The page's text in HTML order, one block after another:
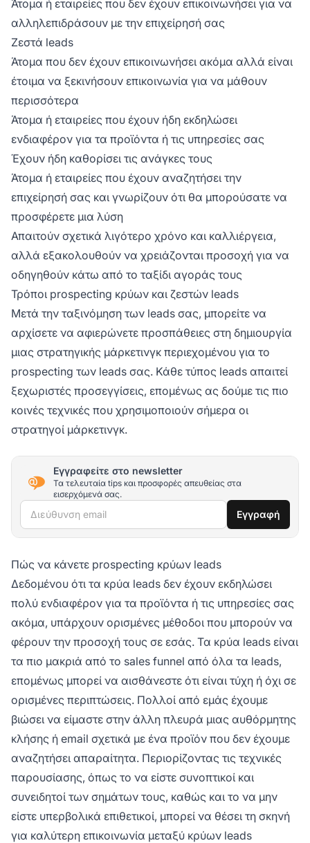
Άτομα ή εταιρείες που δεν έχουν επικοινωνήσει για να
αλληλεπιδράσουν με την επιχείρησή σας
Ζεστά leads
Άτομα που δεν έχουν επικοινωνήσει ακόμα αλλά είναι
έτοιμα να ξεκινήσουν επικοινωνία για να μάθουν
περισσότερα
Άτομα ή εταιρείες που έχουν ήδη εκδηλώσει
ενδιαφέρον για τα προϊόντα ή τις υπηρεσίες σας
Έχουν ήδη καθορίσει τις ανάγκες τους
Άτομα ή εταιρείες που έχουν αναζητήσει την
επιχείρησή σας και γνωρίζουν ότι θα μπορούσατε να
προσφέρετε μια λύση
Απαιτούν σχετικά λιγότερο χρόνο και καλλιέργεια,
αλλά εξακολουθούν να χρειάζονται προσοχή για να
οδηγηθούν κάτω από το ταξίδι αγοράς τους
Τρόποι prospecting κρύων και ζεστών leads
Μετά την ταξινόμηση των leads σας, μπορείτε να
αρχίσετε να αφιερώνετε προσπάθειες στη δημιουργία
μιας στρατηγικής μάρκετινγκ περιεχομένου για το
prospecting των leads σας. Κάθε τύπος leads απαιτεί
ξεχωριστές προσεγγίσεις, επομένως ας δούμε τις πιο
κοινές τεχνικές που χρησιμοποιούν σήμερα οι
στρατηγοί μάρκετινγκ.
Εγγραφείτε στο newsletter
Τα τελευταία tips και προσφορές απευθείας στα
εισερχόμενά σας.
Διεύθυνση email Εγγραφή
Πώς να κάνετε prospecting κρύων leads
Δεδομένου ότι τα κρύα leads δεν έχουν εκδηλώσει
πολύ ενδιαφέρον για τα προϊόντα ή τις υπηρεσίες σας
ακόμα, υπάρχουν ορισμένες μέθοδοι που μπορούν να
φέρουν την προσοχή τους σε εσάς. Τα κρύα leads είναι
τα πιο μακριά από το sales funnel από όλα τα leads,
επομένως μπορεί να αισθάνεστε ότι είναι τύχη ή όχι σε
ορισμένες περιπτώσεις. Πολλοί από εμάς έχουμε
βιώσει να είμαστε στην άλλη πλευρά μιας αυθόρμητης
κλήσης ή email σχετικά με ένα προϊόν που δεν έχουμε
αναζητήσει απαραίτητα. Περιορίζοντας τις τεχνικές
παρουσίασης, όπως το να είστε συνοπτικοί και
συνειδητοί των σημάτων τους, καθώς και το να μην
είστε υπερβολικά επιθετικοί, μπορεί να θέσει τη σκηνή
για καλύτερη επικοινωνία μεταξύ κρύων leads